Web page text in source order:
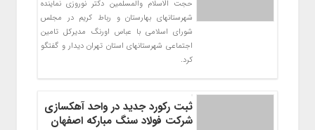
حجت الاسلام والمسلمین دکتر نوروزی نماینده
شهرستانهای بهارستان و رباط کریم در مجلس
شورای اسلامی با عباس اورنگ مدیرکل تامین
اجتماعی شهرستانهای استان تهران دیدار و گفتگو
کرد.
ثبت رکورد جدید در واحد آهکسازی
شرکت فولاد سنگ مبارکه اصفهان